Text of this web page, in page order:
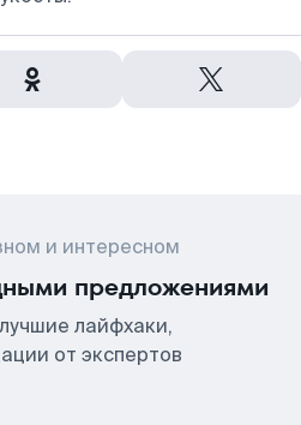
и интересном
предложениями
лайфхаки,
от экспертов